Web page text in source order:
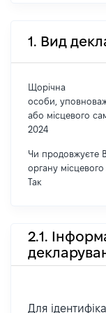
1. Вид
Щорічна
особи,
або місцевого
2024
Чи продовжуєте
органу
Так
2.1.
Для